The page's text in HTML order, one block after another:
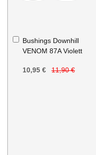
Bushings Downhill
VENOM 87A Violett
10,95 € 11,90 €
In
den
Warenkorb